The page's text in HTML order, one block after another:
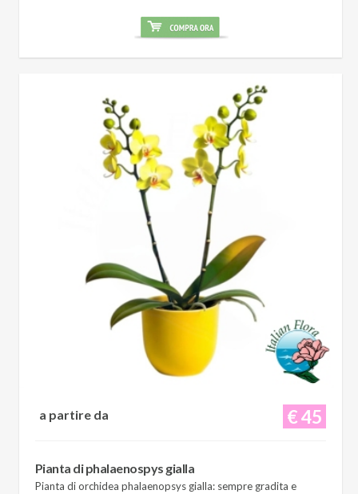
€ 45
a partire da
Pianta di phalaenospys gialla
Pianta di orchidea phalaenopsys gialla: sempre gradita e